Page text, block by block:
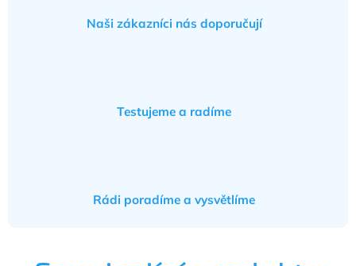
Naši zákazníci nás doporučují
Testujeme a radíme
Rádi poradíme a vysvětlíme